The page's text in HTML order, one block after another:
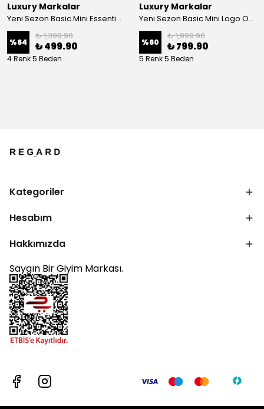
Luxury Markalar
Yeni Sezon Basic Mini Essential Logo T-shirt
%64
₺ 1,399.90
₺ 499.90
4 Renk 5 Beden
Luxury Markalar
Yeni Sezon Basic Mini Logo Oxford Gömlek
%60
₺ 1,999.90
₺ 799.90
5 Renk 5 Beden
Kategoriler
Hesabım
Hakkımızda
Saygın Bir Giyim Markası.